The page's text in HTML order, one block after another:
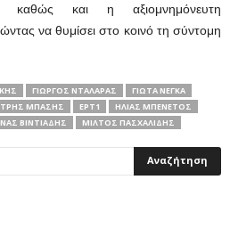
καθώς και η αξιομνημόνευτη
να θυμίσει στο κοινό τη σύντομη
ΓΙΏΡΓΟΣ ΝΤΑΛΆΡΑΣ
ΓΙΏΤΑ ΝΈΓΚΑ
ΜΠΆΣΗΣ ΕΡΤ1
ΗΛΊΑΣ ΜΠΕΝΈΤΟΣ
ΒΙΝΤΙΆΔΗΣ ΜΊΛΤΟΣ ΠΑΣΧΑΛΊΔΗΣ